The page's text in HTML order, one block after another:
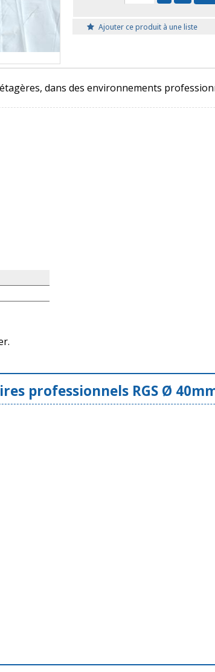
Ajouter ce produit à une liste
dans des environnements
professionnels RGS Ø